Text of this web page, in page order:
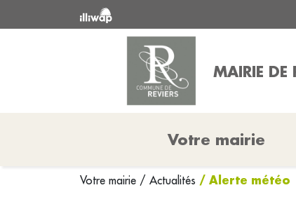
MAIRIE DE
Votre mairie
Votre mairie / Actualités / Alerte météo